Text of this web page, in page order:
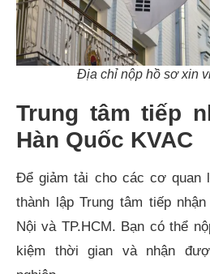
Địa chỉ nộp hồ sơ xin
Trung tâm tiếp
Hàn Quốc KVAC
Để giảm tải cho các cơ quan
thành lập Trung tâm tiếp
Nội và TP.HCM. Bạn có thể
kiệm thời gian và nhận